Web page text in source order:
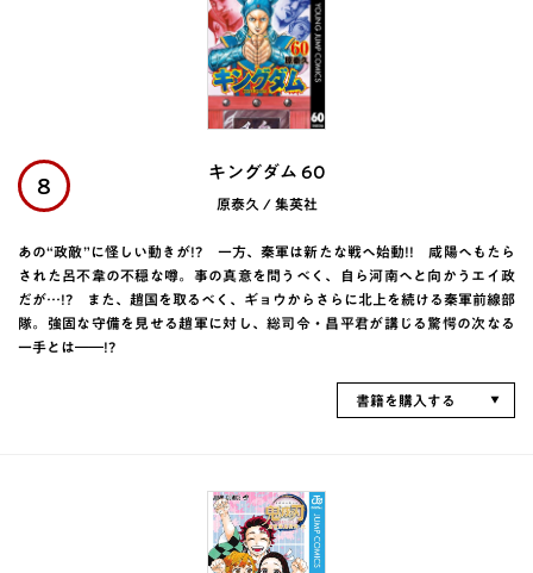
8
キングダム 60
原泰久 / 集英社
あの“政敵”に怪しい動きが!? 一方、秦軍は新たな戦へ始動!! 咸陽へもたら
された呂不韋の不穏な噂。事の真意を問うべく、自ら河南へと向かうエイ政
だが…!? また、趙国を取るべく、ギョウからさらに北上を続ける秦軍前線部
隊。強固な守備を見せる趙軍に対し、総司令・昌平君が講じる驚愕の次なる
一手とは――!?
書籍を購入する